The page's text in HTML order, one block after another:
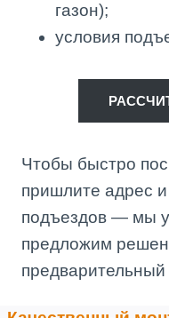
газон);
условия
Чтобы быстро
пришлите адрес
подъездов — мы
предложим
предварительный